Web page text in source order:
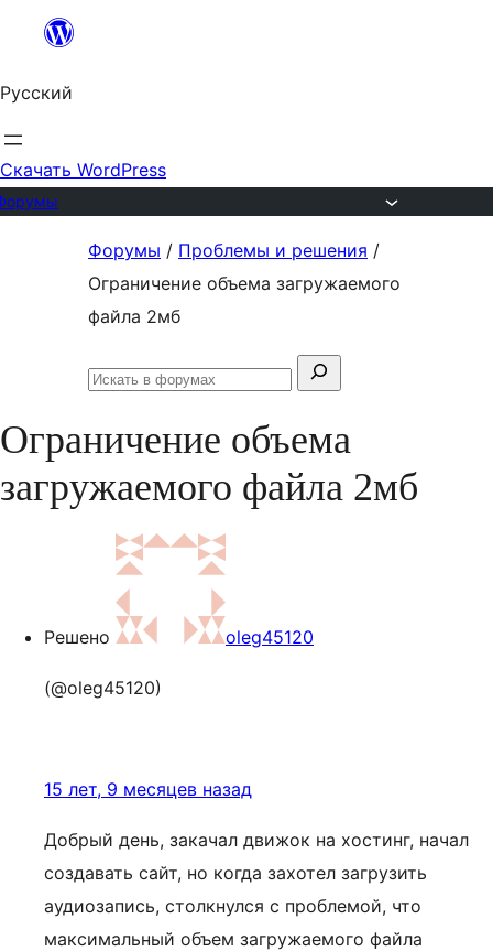
Перейти
содержимому
Русский
Скачать WordPress
содержимому
Форумы / Проблемы и решения /
Ограничение объема загружаемого
файла 2мб
Поиск:
Искать
Ограничение объема
загружаемого файла 2мб
Решено oleg45120
(@oleg45120)
15 лет, 9 месяцев назад
Добрый день, закачал движок на хостинг, начал
создавать сайт, но когда захотел загрузить
аудиозапись, столкнулся с проблемой, что
максимальный объем загружаемого файла